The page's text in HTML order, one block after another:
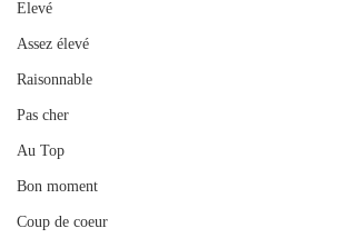
Elevé
Assez élevé
Raisonnable
Pas cher
Au Top
Bon moment
Coup de coeur